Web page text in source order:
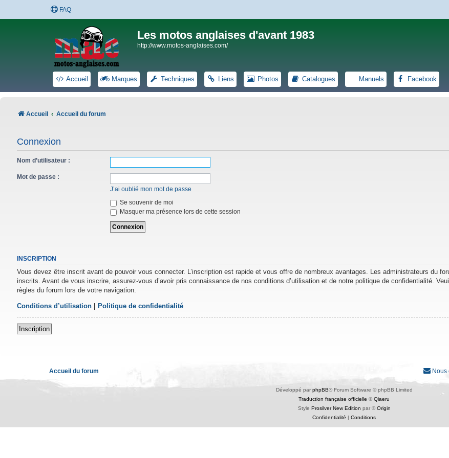
FAQ
Les motos anglaises d'avant 1983
http://www.motos-anglaises.com/
Accueil Marques Techniques Liens Photos Catalogues Manuels Facebook
Accueil Accueil du forum
Connexion
Nom d’utilisateur :
Mot de passe :
J’ai oublié mon mot de passe
Se souvenir de moi
Masquer ma présence lors de cette session
INSCRIPTION
Vous devez être inscrit avant de pouvoir vous connecter. L’inscription est rapide et vous offre de nombreux avantages. Les administrateurs du
inscrits. Avant de vous inscrire, assurez-vous d’avoir pris connaissance de nos conditions d’utilisation et de notre politique de confidentialité.
règles du forum lors de votre navigation.
Conditions d’utilisation Politique de confidentialité
Inscription
Accueil du forum Nous
Développé par phpBB® Forum Software © phpBB Limited
Traduction française officielle ©Qiaeru
Style Prosilver New Edition par ©Origin
Confidentialité
Conditions